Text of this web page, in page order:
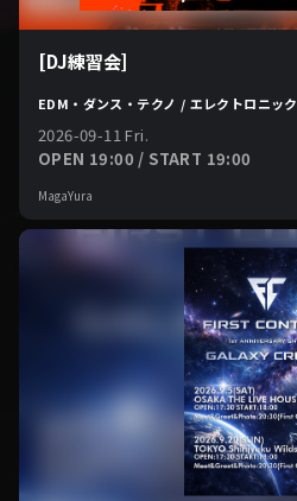
[DJ練習会]
EDM・ダンス・テクノ / エレクトロニック
2026-09-11 Fri.
OPEN 19:00 / START 19:00
MagaYura